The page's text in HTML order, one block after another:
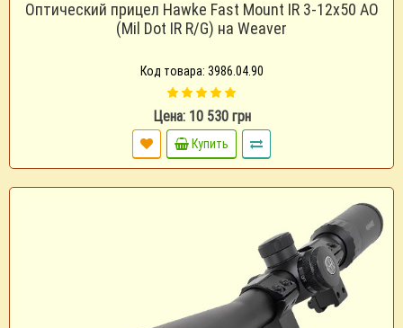
Оптический прицел Hawke Fast Mount IR 3-12x50 AO
(Mil Dot IR R/G) на Weaver
Код товара: 3986.04.90
Цена: 10 530 грн
Купить